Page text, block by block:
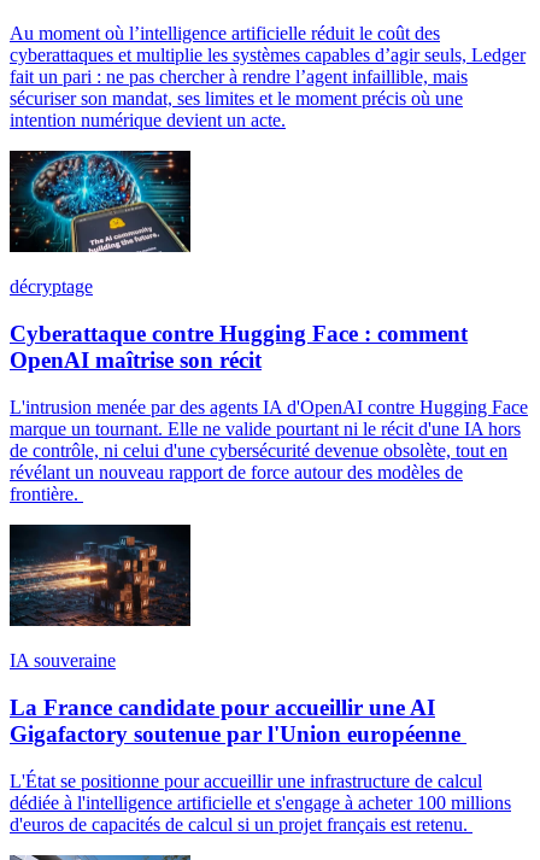
Au moment où l’intelligence artificielle réduit le coût des
cyberattaques et multiplie les systèmes capables d’agir seuls, Ledger
fait un pari : ne pas chercher à rendre l’agent infaillible, mais
sécuriser son mandat, ses limites et le moment précis où une
intention numérique devient un acte.
décryptage
Cyberattaque contre Hugging Face : comment
OpenAI maîtrise son récit
L'intrusion menée par des agents IA d'OpenAI contre Hugging Face
marque un tournant. Elle ne valide pourtant ni le récit d'une IA hors
de contrôle, ni celui d'une cybersécurité devenue obsolète, tout en
révélant un nouveau rapport de force autour des modèles de
frontière.
IA souveraine
La France candidate pour accueillir une AI
Gigafactory soutenue par l'Union européenne
L'État se positionne pour accueillir une infrastructure de calcul
dédiée à l'intelligence artificielle et s'engage à acheter 100 millions
d'euros de capacités de calcul si un projet français est retenu.